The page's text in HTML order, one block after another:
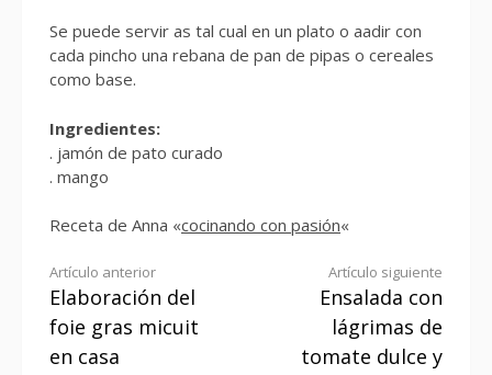
Se puede servir as tal cual en un plato o aadir con
cada pincho una rebana de pan de pipas o cereales
como base.
Ingredientes:
. jamón de pato curado
. mango
Receta de Anna «cocinando con pasión«
Seguir
leyendo
Artículo anterior
Elaboración del
foie gras micuit
en casa
Artículo siguiente
Ensalada con
lágrimas de
tomate dulce y